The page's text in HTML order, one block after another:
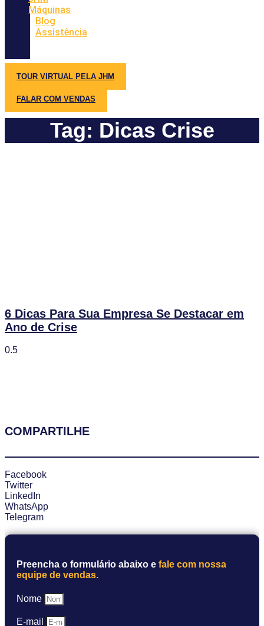
Máquinas
Blog
Assistência
TOUR VIRTUAL PELA JHM
FALAR COM VENDAS
Tag: Dicas Crise
6 Dicas Para Sua Empresa Se Destacar em
Ano de Crise
COMPARTILHE
Facebook
Twitter
LinkedIn
WhatsApp
Telegram
Preencha o formulário abaixo e fale com nossa
equipe de vendas.
Nome
E-mail